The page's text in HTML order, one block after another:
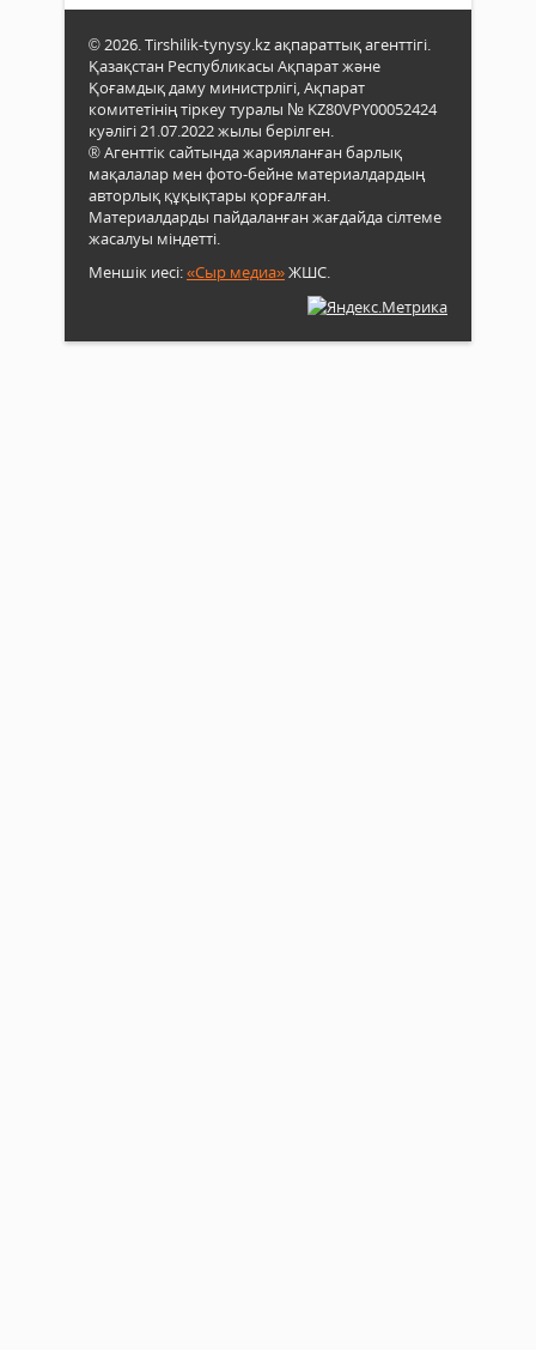
© 2026. Tirshilik-tynysy.kz ақпараттық агенттігі.
Қазақстан Республикасы Ақпарат және
Қоғамдық даму министрлігі, Ақпарат
комитетінің тіркеу туралы № KZ80VPY00052424
куәлігі 21.07.2022 жылы берілген.
® Агенттік сайтында жарияланған барлық
мақалалар мен фото-бейне материалдардың
авторлық құқықтары қорғалған.
Материалдарды пайдаланған жағдайда сілтеме
жасалуы міндетті.
Меншік иесі:«Сыр медиа»ЖШС.